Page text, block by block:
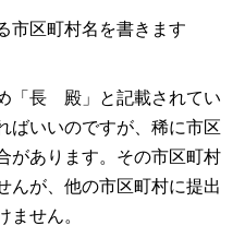
区町村名を書きます
「長 殿」と記載されてい
ばいいのですが、稀に市区
があります。その市区町村
んが、他の市区町村に提出
ません。